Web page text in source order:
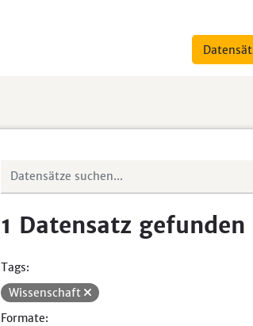
1 Datensatz gefunden
Tags:
Wissenschaft
Formate: